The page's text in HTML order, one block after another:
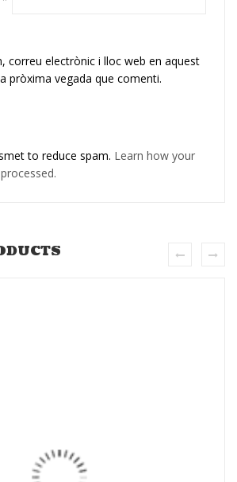
correu electrònic i lloc web en aquest
pròxima vegada que comenti.
to reduce spam. Learn how your